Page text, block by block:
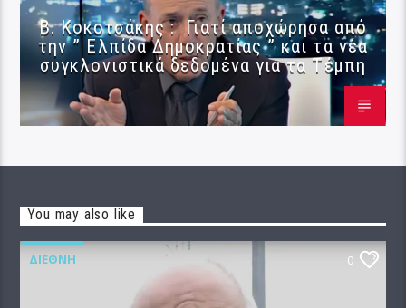
Β. Κοκοτσάκης : Γιατί αποχώρησα από
την ” Ελπίδα Δημοκρατίας ” και τα νέα
συγκλονιστικά δεδομένα για τα Τέμπη
You may also like
ΔΙΕΘΝΉ 0